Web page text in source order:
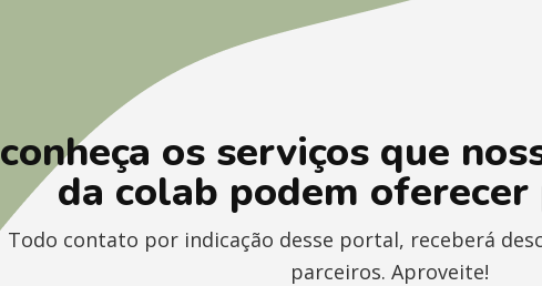
conheça os serviços que
da colab podem oferecer
Todo contato por indicação desse portal, receberá
parceiros. Aproveite!